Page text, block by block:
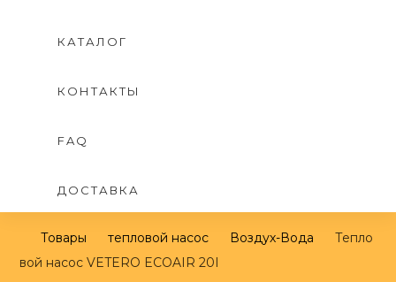
КАТАЛОГ
КОНТАКТЫ
FAQ
ДОСТАВКА
Товары тепловой насос Воздух-Вода
Тепло
вой насос VETERO ECOAIR 20I